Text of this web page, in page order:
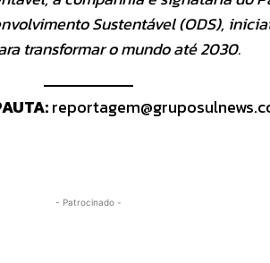
Sustentável (ODS),
transformar o mundo até 2030.
- Patrocinado -